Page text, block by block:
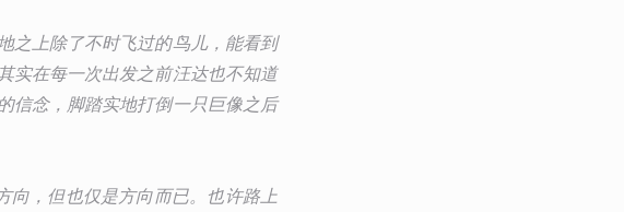
之上除了不时飞过的鸟儿，能看到
实在每一次出发之前汪达也不知道
信念，脚踏实地打倒一只巨像之后
向，但也仅是方向而已。也许路上